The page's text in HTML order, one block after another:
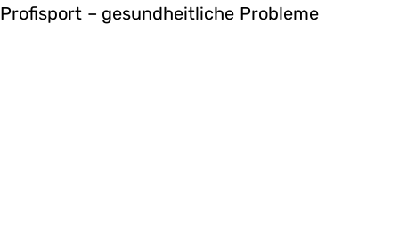
Profisport – gesundheitliche Probleme